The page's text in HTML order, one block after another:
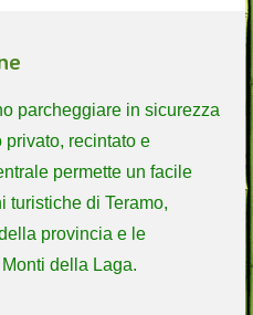
parcheggiare in sicurezza
privato, recintato e
permette un facile
turistiche di Teramo,
provincia e le
della Laga.